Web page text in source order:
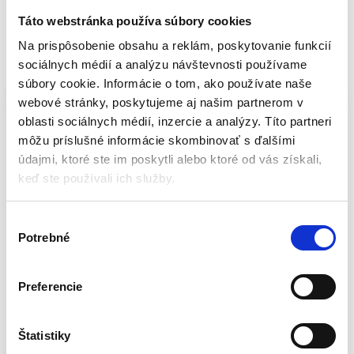
Táto webstránka používa súbory cookies
Na prispôsobenie obsahu a reklám, poskytovanie funkcií
sociálnych médií a analýzu návštevnosti používame
súbory cookie. Informácie o tom, ako používate naše
webové stránky, poskytujeme aj našim partnerom v
oblasti sociálnych médií, inzercie a analýzy. Títo partneri
môžu príslušné informácie skombinovať s ďalšími
údajmi, ktoré ste im poskytli alebo ktoré od vás získali,
keď ste používali ich služby.
Potrebné
Preferencie
Štatistiky
v
Popis
Nastaviteľný pištoľový postrekovač
VERTO | 15G703
Pištoľový zavlažovač VERTO s plynulou reguláciou prúdu
pomocou palca. Má nastaviteľnú hlavu, ktorá umožňuje nastaviť
Špecifikácia produktu:
Počet funkcií: 1 ks